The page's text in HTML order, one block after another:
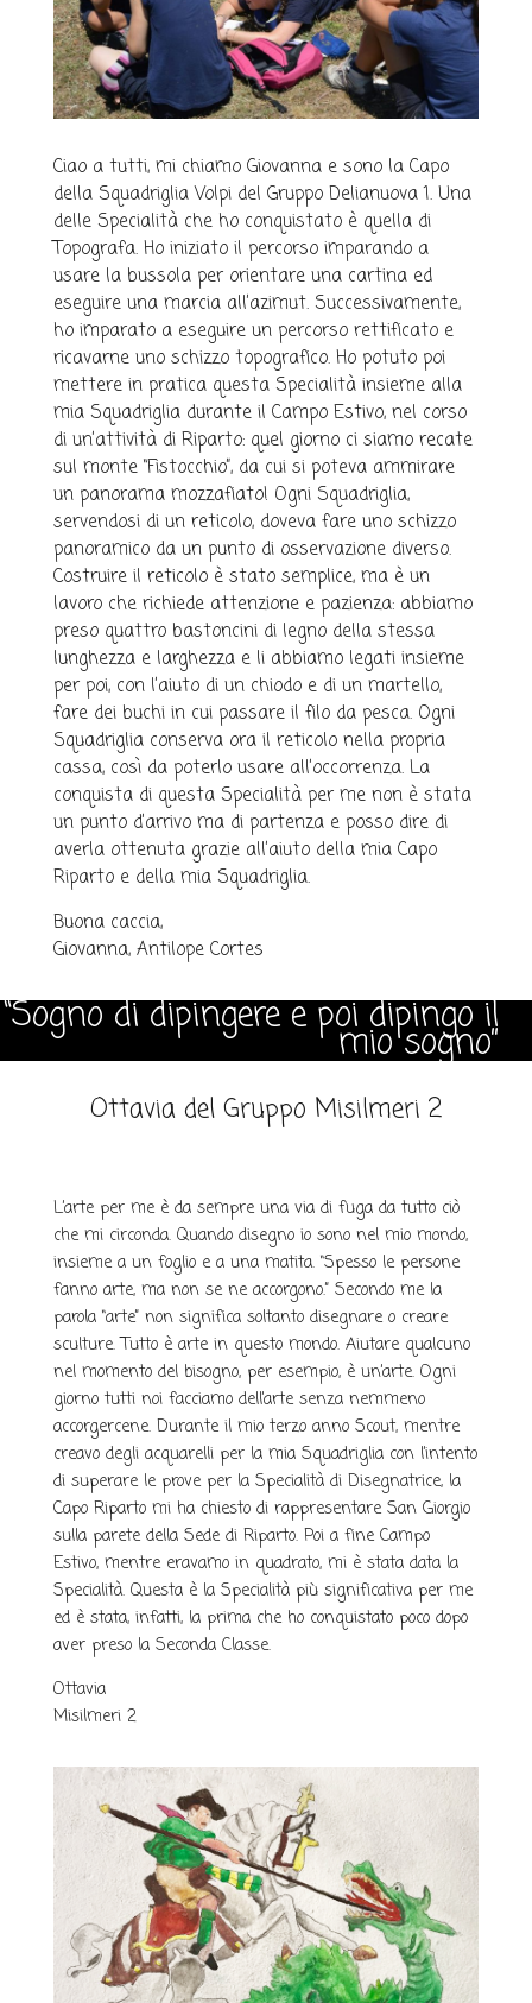
Ciao a tutti, mi chiamo Giovanna e sono la Capo
della Squadriglia Volpi del Gruppo Delianuova 1. Una
delle Specialità che ho conquistato è quella di
Topografa. Ho iniziato il percorso imparando a
usare la bussola per orientare una cartina ed
eseguire una marcia all’azimut. Successivamente,
ho imparato a eseguire un percorso rettificato e
ricavarne uno schizzo topografico. Ho potuto poi
mettere in pratica questa Specialità insieme alla
mia Squadriglia durante il Campo Estivo, nel corso
di un’attività di Riparto: quel giorno ci siamo recate
sul monte “Fistocchio”, da cui si poteva ammirare
un panorama mozzafiato! Ogni Squadriglia,
servendosi di un reticolo, doveva fare uno schizzo
panoramico da un punto di osservazione diverso.
Costruire il reticolo è stato semplice, ma è un
lavoro che richiede attenzione e pazienza: abbiamo
preso quattro bastoncini di legno della stessa
lunghezza e larghezza e li abbiamo legati insieme
per poi, con l’aiuto di un chiodo e di un martello,
fare dei buchi in cui passare il filo da pesca. Ogni
Squadriglia conserva ora il reticolo nella propria
cassa, così da poterlo usare all’occorrenza. La
conquista di questa Specialità per me non è stata
un punto d’arrivo ma di partenza e posso dire di
averla ottenuta grazie all’aiuto della mia Capo
Riparto e della mia Squadriglia.
Buona caccia,
Giovanna, Antilope Cortes
“Sogno di dipingere e poi dipingo il
mio sogno”
Ottavia del Gruppo Misilmeri 2
L’arte per me è da sempre una via di fuga da tutto ciò
che mi circonda. Quando disegno io sono nel mio mondo,
insieme a un foglio e a una matita. “Spesso le persone
fanno arte, ma non se ne accorgono.” Secondo me la
parola “arte” non significa soltanto disegnare o creare
sculture. Tutto è arte in questo mondo. Aiutare qualcuno
nel momento del bisogno, per esempio, è un’arte. Ogni
giorno tutti noi facciamo dell’arte senza nemmeno
accorgercene. Durante il mio terzo anno Scout, mentre
creavo degli acquarelli per la mia Squadriglia con l’intento
di superare le prove per la Specialità di Disegnatrice, la
Capo Riparto mi ha chiesto di rappresentare San Giorgio
sulla parete della Sede di Riparto. Poi a fine Campo
Estivo, mentre eravamo in quadrato, mi è stata data la
Specialità. Questa è la Specialità più significativa per me
ed è stata, infatti, la prima che ho conquistato poco dopo
aver preso la Seconda Classe.
Ottavia
Misilmeri 2